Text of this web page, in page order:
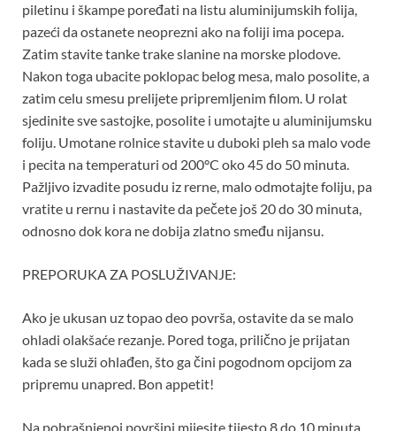
piletinu i škampe poređati na listu aluminijumskih folija,
pazeći da ostanete neoprezni ako na foliji ima pocepa.
Zatim stavite tanke trake slanine na morske plodove.
Nakon toga ubacite poklopac belog mesa, malo posolite, a
zatim celu smesu prelijete pripremljenim filom. U rolat
sjedinite sve sastojke, posolite i umotajte u aluminijumsku
foliju. Umotane rolnice stavite u duboki pleh sa malo vode
i pecita na temperaturi od 200°C oko 45 do 50 minuta.
Pažljivo izvadite posudu iz rerne, malo odmotajte foliju, pa
vratite u rernu i nastavite da pečete još 20 do 30 minuta,
odnosno dok kora ne dobija zlatno smeđu nijansu.
PREPORUKA ZA POSLUŽIVANJE:
Ako je ukusan uz topao deo površa, ostavite da se malo
ohladi olakšaće rezanje. Pored toga, prilično je prijatan
kada se služi ohlađen, što ga čini pogodnom opcijom za
pripremu unapred. Bon appetit!
Na pobrašnjenoj površini mijesite tijesto 8 do 10 minuta,